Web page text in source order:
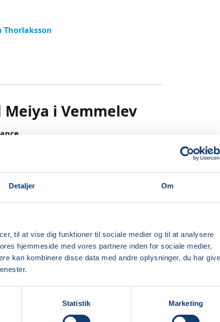
Detaljer Om
til at vise dig funktioner til sociale medier og til at analysere
hjemmeside med vores partnere inden for sociale medier,
kan kombinere disse data med andre oplysninger, du har
Statistik Marketing
Thorlaksson
i Vemmelev
åndedrættet og afspændingen, giver
og velvære i kroppen. Din
gradvist mærke øget styrke, smididighed
afspænding.
i den enkeltes krop, og derfra
passer til den enkeltes niveau og fysiske